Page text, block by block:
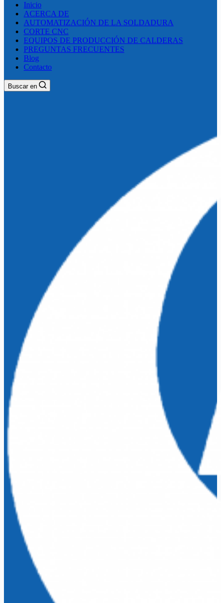
Inicio
ACERCA DE
AUTOMATIZACIÓN DE LA SOLDADURA
CORTE CNC
EQUIPOS DE PRODUCCIÓN DE CALDERAS
PREGUNTAS FRECUENTES
Blog
Contacto
Buscar en